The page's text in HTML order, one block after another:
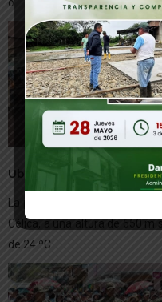
o Al Oeste con la parroquia
Ubicación geográfica
La parroquia Sabanilla se
Célica, a una altura de 650
de 24 ºC.